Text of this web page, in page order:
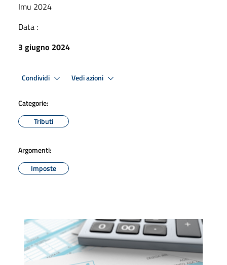
Imu 2024
Data :
3 giugno 2024
Condividi Vedi azioni
Categorie:
Tributi
Argomenti:
Imposte